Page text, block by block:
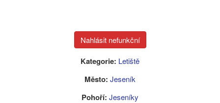
Kategorie: Letiště
Město: Jeseník
Pohoří: Jeseníky